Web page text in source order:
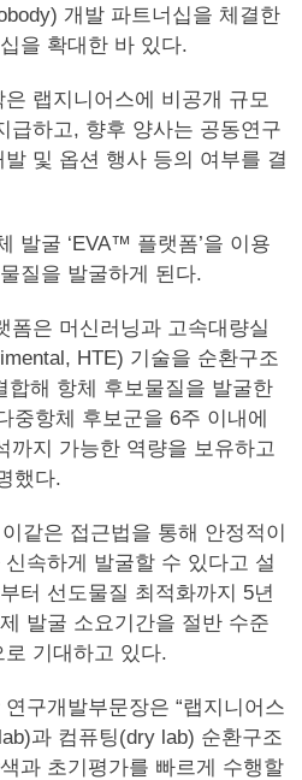
개발 파트너십을 체결한
을 확대한 바 있다.
랩지니어스에 비공개 규모
급하고, 향후 양사는 공동연구
및 옵션 행사 등의 여부를 결
발굴 ‘EVA™ 플랫폼’을 이용
질을 발굴하게 된다.
은 머신러닝과 고속대량실
HTE) 기술을 순환구조
합해 항체 후보물질을 발굴한
중항체 후보군을 6주 이내에
까지 가능한 역량을 보유하고
했다.
같은 접근법을 통해 안정적이
속하게 발굴할 수 있다고 설
터 선도물질 최적화까지 5년
발굴 소요기간을 절반 수준
기대하고 있다.
구개발부문장은 “랩지니어스
과 컴퓨팅(dry lab) 순환구조
과 초기평가를 빠르게 수행할